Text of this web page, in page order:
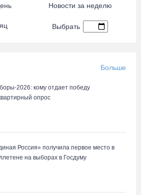
Новости за неделю
Выбрать
Больше
2026: кому отдает победу
опрос
Россия» получила первое место в
на выборах в Госдуму